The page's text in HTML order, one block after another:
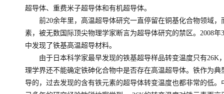
超导体、重费米子超导体和有机超导体。
前20余年里，高温超导体研究一直停留在铜基化合物领域，
素，被无数国际顶尖物理学家断言为超导体研究的禁区。2008
中发现了铁基高温超导材料。
由于日本科学家最早发现的铁基超导样品转变温度只有26K
理学界还不能确定铁砷化合物中是否存在高温超导体。铁作为
导的，过去发现的含有铁元素的超导体转变温度也都非常的低